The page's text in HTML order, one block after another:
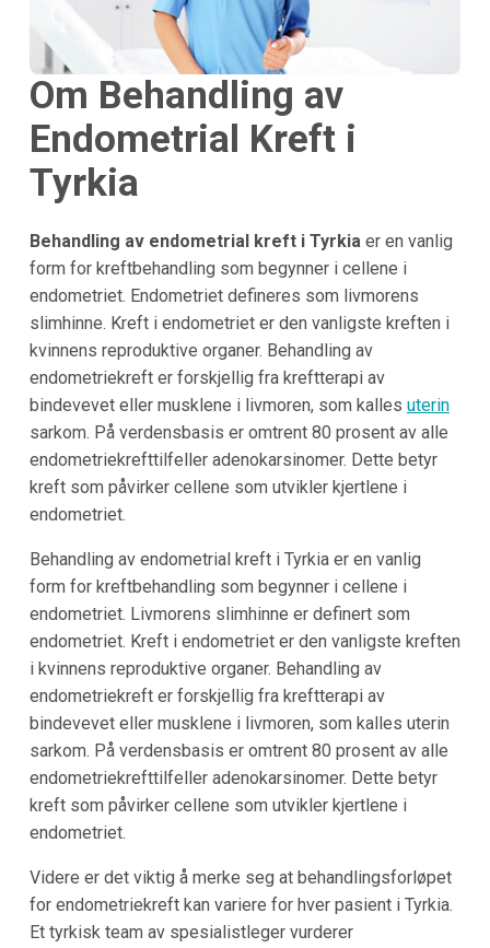
Om Behandling av
Endometrial Kreft i
Tyrkia
Behandling av endometrial kreft i Tyrkia er en vanlig
form for kreftbehandling som begynner i cellene i
endometriet. Endometriet defineres som livmorens
slimhinne. Kreft i endometriet er den vanligste kreften i
kvinnens reproduktive organer. Behandling av
endometriekreft er forskjellig fra kreftterapi av
bindevevet eller musklene i livmoren, som kalles uterin
sarkom. På verdensbasis er omtrent 80 prosent av alle
endometriekrefttilfeller adenokarsinomer. Dette betyr
kreft som påvirker cellene som utvikler kjertlene i
endometriet.
Behandling av endometrial kreft i Tyrkia er en vanlig
form for kreftbehandling som begynner i cellene i
endometriet. Livmorens slimhinne er definert som
endometriet. Kreft i endometriet er den vanligste kreften
i kvinnens reproduktive organer. Behandling av
endometriekreft er forskjellig fra kreftterapi av
bindevevet eller musklene i livmoren, som kalles uterin
sarkom. På verdensbasis er omtrent 80 prosent av alle
endometriekrefttilfeller adenokarsinomer. Dette betyr
kreft som påvirker cellene som utvikler kjertlene i
endometriet.
Videre er det viktig å merke seg at behandlingsforløpet
for endometriekreft kan variere for hver pasient i Tyrkia.
Et tyrkisk team av spesialistleger vurderer